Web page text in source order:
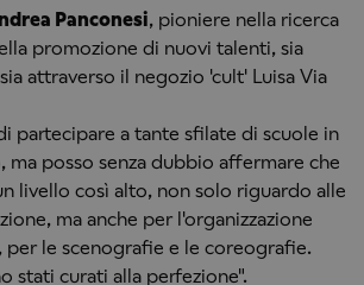
Panconesi, pioniere nella ricerca
promozione di nuovi talenti, sia
attraverso il negozio 'cult' Luisa Via
partecipare a tante sfilate di scuole in
ma posso senza dubbio affermare che
livello così alto, non solo riguardo alle
ma anche per l'organizzazione
per le scenografie e le coreografie.
stati curati alla perfezione".